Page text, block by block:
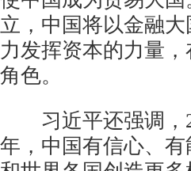
立，中国将以金融
力发挥资本的力量
角色。
习近平还强调，
年，中国有信心、